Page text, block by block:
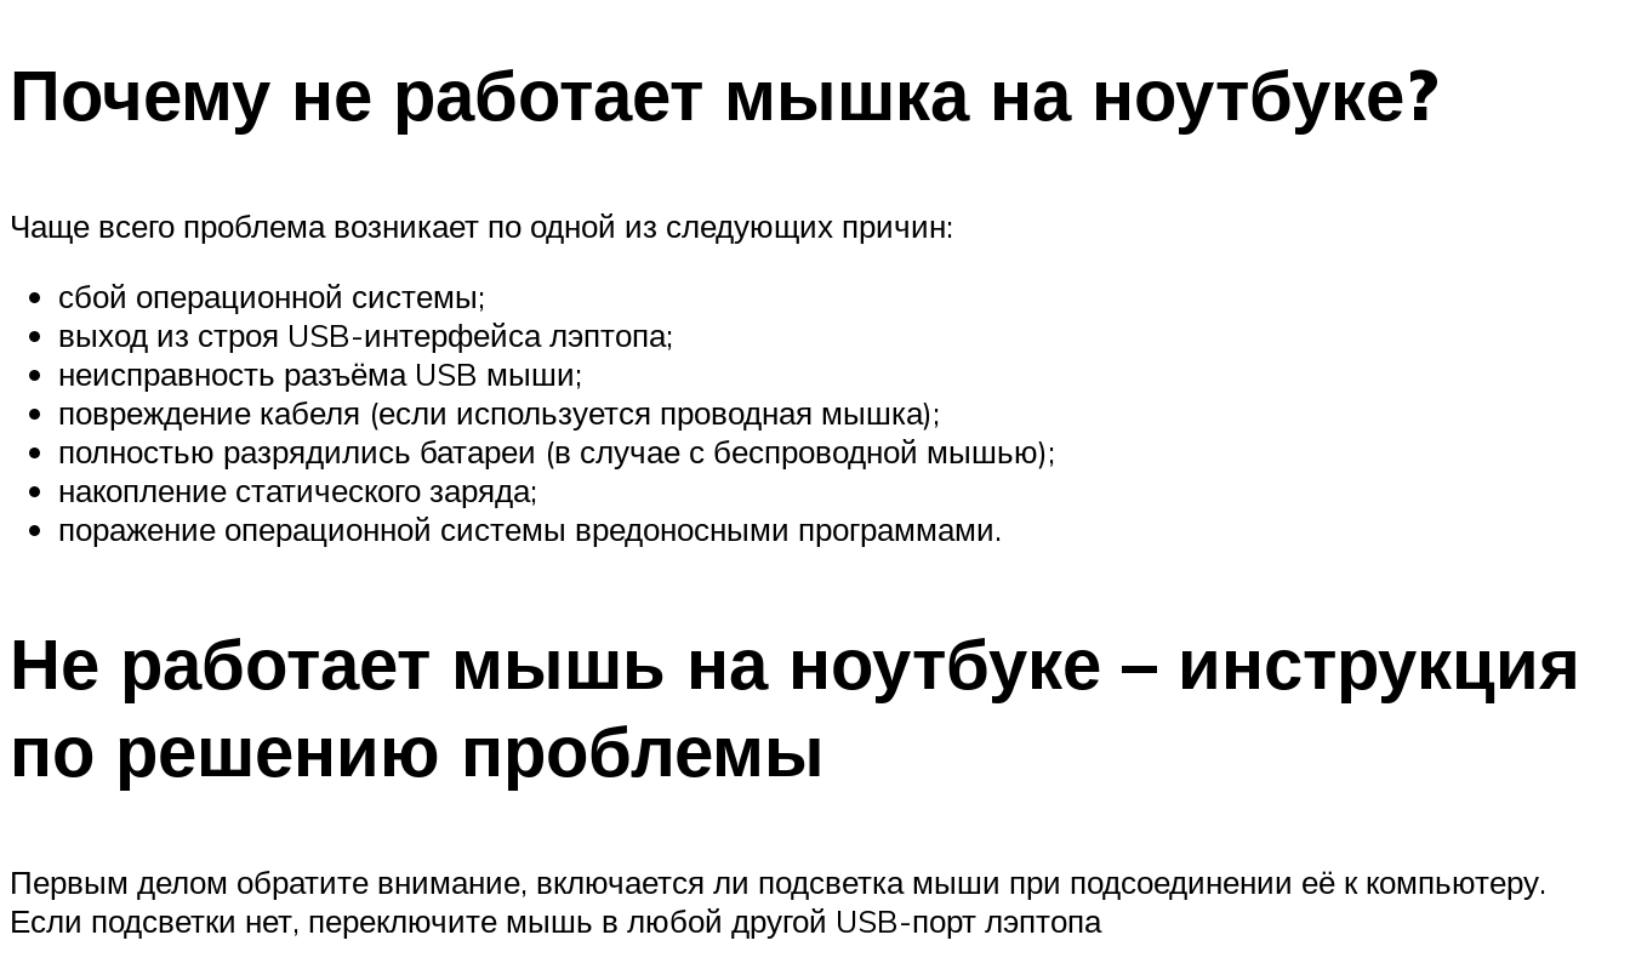
Почему не работает мышка на ноутбуке?
Чаще всего проблема возникает по одной из следующих причин:
сбой операционной системы;
выход из строя USB-интерфейса лэптопа;
неисправность разъёма USB мыши;
повреждение кабеля (если используется проводная мышка);
полностью разрядились батареи (в случае с беспроводной мышью);
накопление статического заряда;
поражение операционной системы вредоносными программами.
Не работает мышь на ноутбуке – инструкция
по решению проблемы
Первым делом обратите внимание, включается ли подсветка мыши при подсоединении её к компьютеру.
Если подсветки нет, переключите мышь в любой другой USB-порт лэптопа